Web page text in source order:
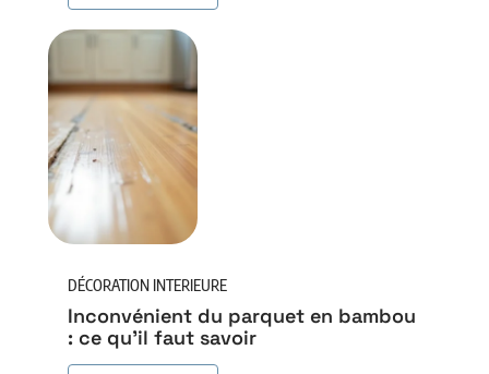
DÉCORATION INTERIEURE
Inconvénient du parquet en bambou
: ce qu’il faut savoir